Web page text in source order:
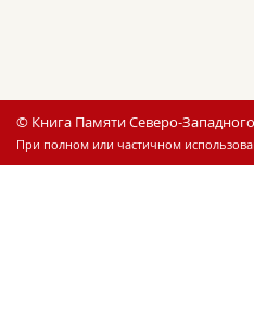
© Книга Памяти Северо-
При полном или частичном